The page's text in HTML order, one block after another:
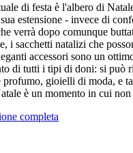
di festa è l'albero di
estensione - invece di
verrà dopo comunque
i sacchetti natalizi che
accessori sono un
di tutti i tipi di doni: si può
gioielli di moda, e
è un momento in cui
completa